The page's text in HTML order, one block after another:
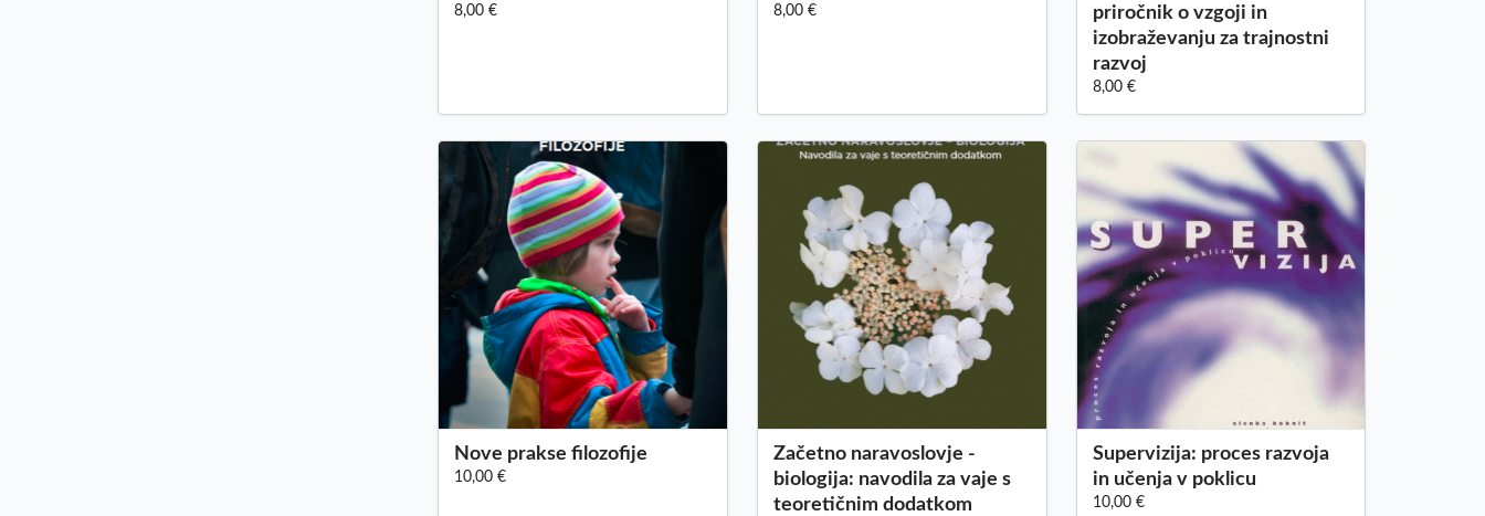
8,00 € 8,00 €
priročnik o vzgoji in
izobraževanju za trajnostni
razvoj
8,00 €
Nove prakse filozofije
10,00 €
Začetno naravoslovje -
biologija: navodila za vaje s
teoretičnim dodatkom
Supervizija: proces razvoja
in učenja v poklicu
10,00 €